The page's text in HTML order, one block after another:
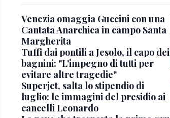
Venezia omaggia Guccini con una
Cantata Anarchica in campo Santa
Margherita
Tuffi dai pontili a Jesolo, il capo dei
bagnini: "L'impegno di tutti per
evitare altre tragedie"
Superjet, salta lo stipendio di
luglio: le immagini del presidio ai
cancelli Leonardo